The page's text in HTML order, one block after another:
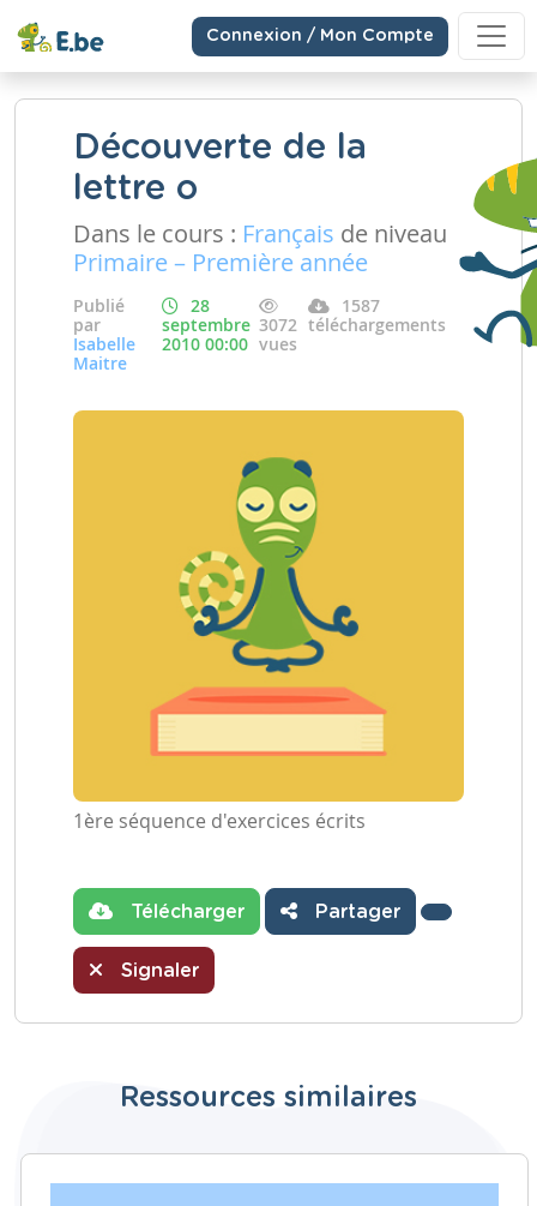
Connexion / Mon Compte
Découverte de la
lettre o
Dans le cours : Français de niveau
Primaire – Première année
Publié
par
Isabelle
Maitre
28
septembre
2010 00:00
3072
vues
1587
téléchargements
1ère séquence d'exercices écrits
Télécharger Partager
Signaler
Ressources similaires